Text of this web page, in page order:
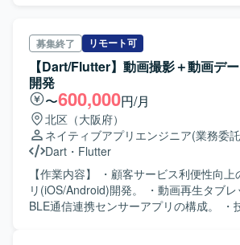
テクチャ設計方針やコードレビューを通
経験を深めることができます。中古車情
ーザー数の多いサービスに携わることで
プロダクト開発経験を積むことができます。 【開発環
Flutter（Dart）を用いたアプリ開発環境
してriverpod、Freezed、gorouterなどを
IDEはVSCodeを利用し、Gitでソースコ
ドキュメント管理にはConfluence、ビル
Bitriseを使用いたします。
募集終了 リモート可
【Dart/Flutter】動画撮影＋動画デ
開発
〜600,000円/月
北区（大阪府）
ネイティブアプリエンジニア(業務委
Dart ・ Flutter
【作業内容】 ・顧客サービス利便性向
リ(iOS/Android)開発。 ・動画再生タブ
BLE通信連携センサーアプリの構成。 ・